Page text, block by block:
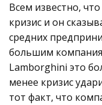
Всем известно,
кризис и он
средних
большим
Lamborghini это
менее кризис
тот факт, что